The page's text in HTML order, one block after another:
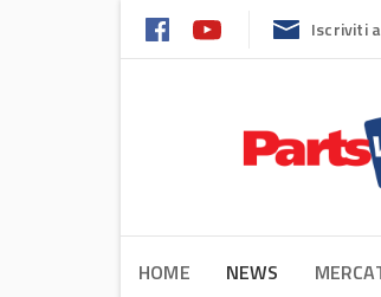
Iscriviti
HOME NEWS